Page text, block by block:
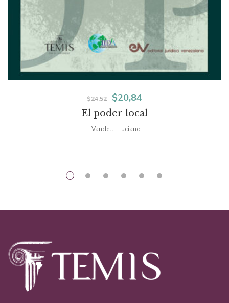
El poder local
$24,52
El
precio
original
$24,52.
$20,84
precio
$20,84.
Vandelli, Luciano